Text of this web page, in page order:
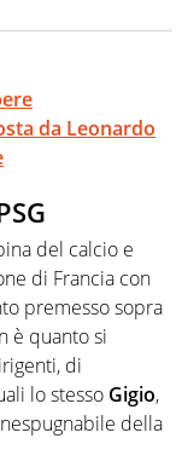
da Leonardo
del calcio e
di Francia con
premesso sopra
è quanto si
di
lo stesso Gigio,
della